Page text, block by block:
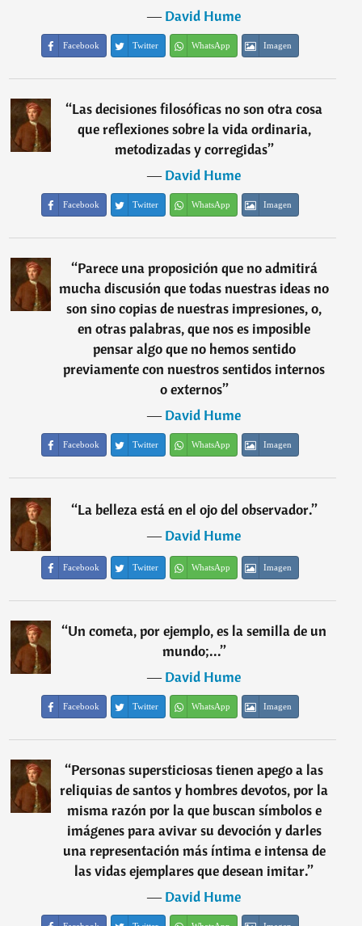
―David Hume
Facebook Twitter WhatsApp Imagen
“Las decisiones filosóficas no son otra cosa
que reflexiones sobre la vida ordinaria,
metodizadas y corregidas”
―David Hume
Facebook Twitter WhatsApp Imagen
“Parece una proposición que no admitirá
mucha discusión que todas nuestras ideas no
son sino copias de nuestras impresiones, o,
en otras palabras, que nos es imposible
pensar algo que no hemos sentido
previamente con nuestros sentidos internos
o externos”
―David Hume
Facebook Twitter WhatsApp Imagen
“La belleza está en el ojo del observador.”
―David Hume
Facebook Twitter WhatsApp Imagen
“Un cometa, por ejemplo, es la semilla de un
mundo;...”
―David Hume
Facebook Twitter WhatsApp Imagen
“Personas supersticiosas tienen apego a las
reliquias de santos y hombres devotos, por la
misma razón por la que buscan símbolos e
imágenes para avivar su devoción y darles
una representación más íntima e intensa de
las vidas ejemplares que desean imitar.”
―David Hume